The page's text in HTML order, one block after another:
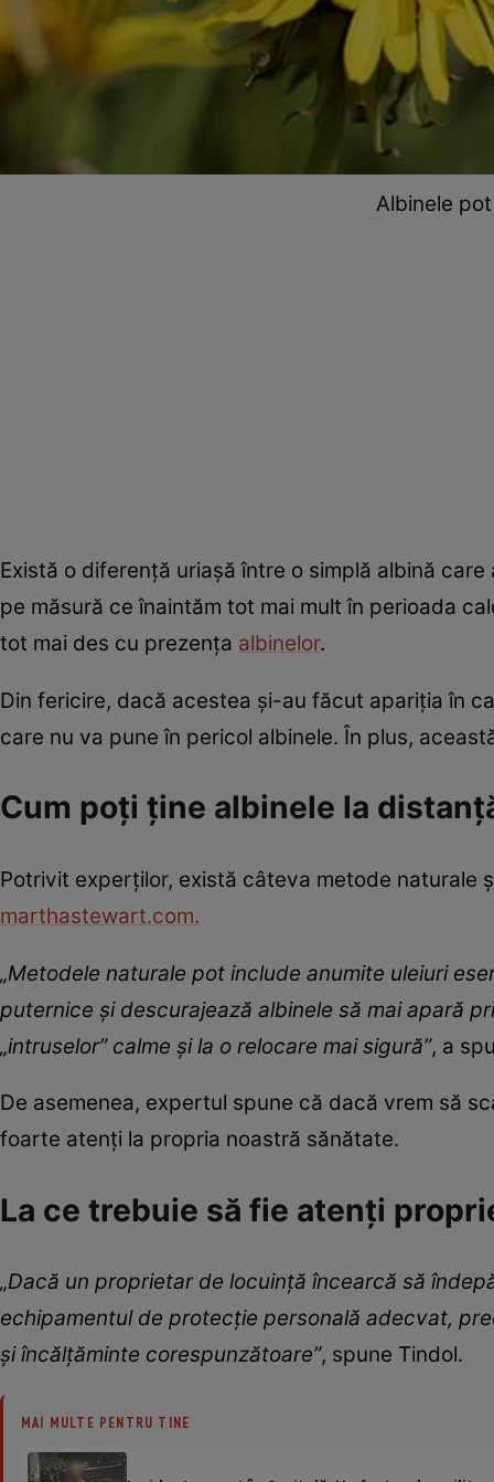
Albinele
Există o diferență uriașă între o simplă albină
pe măsură ce înaintăm tot mai mult în perioada
tot mai des cu prezența albinelor.
Din fericire, dacă acestea și-au făcut apariția în
care nu va pune în pericol albinele. În plus,
Cum poți ține albinele la
Potrivit experților, există câteva metode naturale
marthastewart.com.
„Metodele naturale pot include anumite uleiuri
puternice și descurajează albinele să mai apară
„intruselor” calme și la o relocare mai sigură”, a
De asemenea, expertul spune că dacă vrem să
foarte atenți la propria noastră sănătate.
La ce trebuie să fie atenți
„Dacă un proprietar de locuință încearcă să
echipamentul de protecție personală adecvat,
și încălțăminte corespunzătoare”, spune Tindol.
MAI MULTE PENTRU TINE